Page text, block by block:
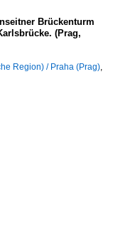
Brückenturm
(Prag,
Region) / Praha (Prag),